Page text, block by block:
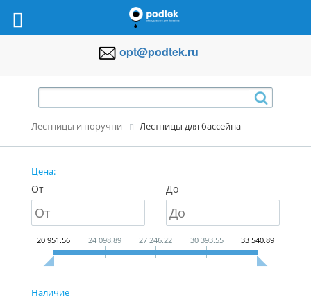
opt@podtek.ru
Лестницы и поручни Лестницы для бассейна
Цена:
От До
20 951.56 24 098.89 27 246.22 30 393.55 33 540.89
Наличие